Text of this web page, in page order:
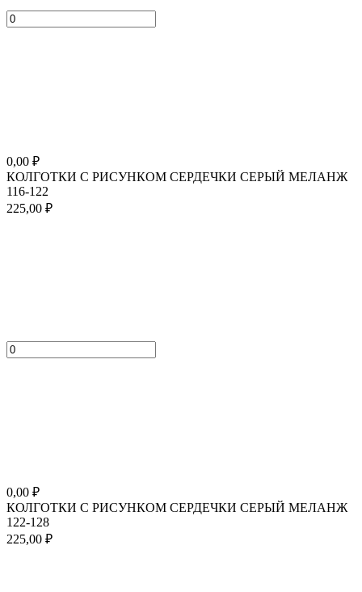
0,00 ₽
КОЛГОТКИ С РИСУНКОМ СЕРДЕЧКИ СЕРЫЙ МЕЛАНЖ
116-122
225,00 ₽
0,00 ₽
КОЛГОТКИ С РИСУНКОМ СЕРДЕЧКИ СЕРЫЙ МЕЛАНЖ
122-128
225,00 ₽